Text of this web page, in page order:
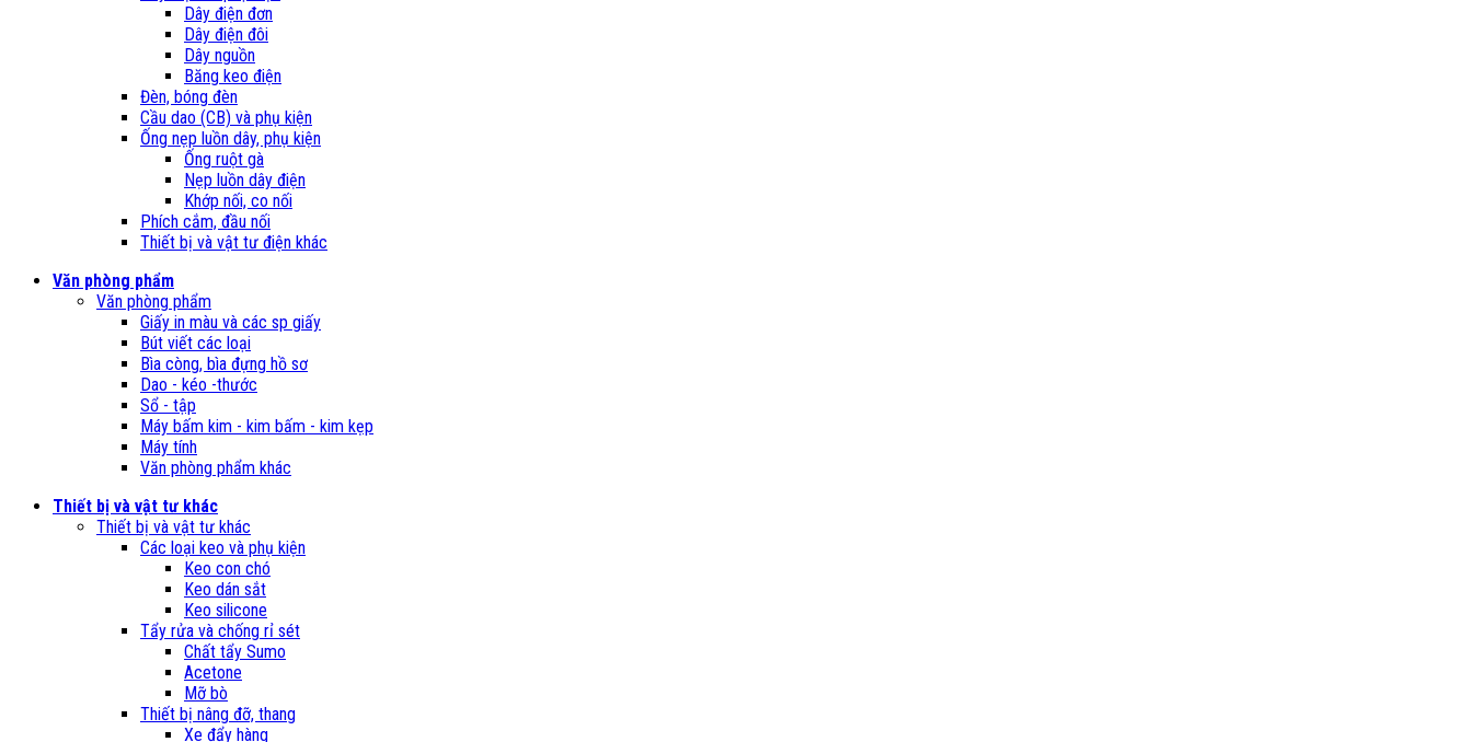
Dây điện đơn
Dây điện đôi
Dây nguồn
Băng keo điện
Đèn, bóng đèn
Cầu dao (CB) và phụ kiện
Ống nẹp luồn dây, phụ kiện
Ống ruột gà
Nẹp luồn dây điện
Khớp nối, co nối
Phích cắm, đầu nối
Thiết bị và vật tư điện khác
Văn phòng phẩm
Văn phòng phẩm
Giấy in màu và các sp giấy
Bút viết các loại
Bìa còng, bìa đựng hồ sơ
Dao - kéo -thước
Sổ - tập
Máy bấm kim - kim bấm - kim kẹp
Máy tính
Văn phòng phẩm khác
Thiết bị và vật tư khác
Thiết bị và vật tư khác
Các loại keo và phụ kiện
Keo con chó
Keo dán sắt
Keo silicone
Tẩy rửa và chống rỉ sét
Chất tẩy Sumo
Acetone
Mỡ bò
Thiết bị nâng đỡ, thang
Xe đẩy hàng